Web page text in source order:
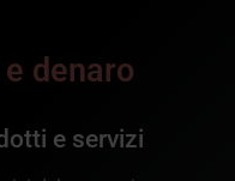
denaro
e servizi